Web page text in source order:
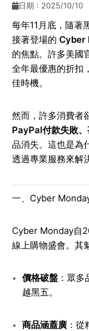
最新公告
聯絡方式
日期 : 2025/10/10
每年11月底，隨著
接著登場的 Cyber
的焦點。許多美國
全年最優惠的折扣
佳時機。
然而，許多消費
PayPal付款失敗
品消失。這也是為
透過專業服務來解
一、Cyber
Cyber Monday自
線上購物盛會。其
價格破盤：眾多
越黑五。
商品涵蓋廣：從